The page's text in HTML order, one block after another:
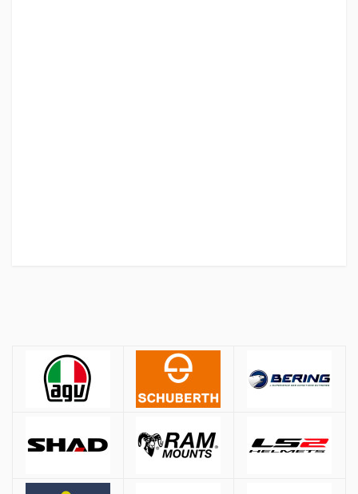
ΚΡΑΝΗ
Αποστολές
Όλες οι αποστολές πραγματοποιούνται μέσω και
Αθήνα:2.90€